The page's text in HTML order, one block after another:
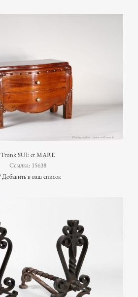
Trunk SUE et MARE
Ссылка: 15638
Добавить в ваш список